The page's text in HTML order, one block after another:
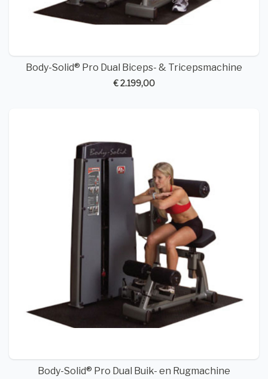
Body-Solid® Pro Dual Biceps- & Tricepsmachine
€ 2.199,00
Body-Solid® Pro Dual Buik- en Rugmachine